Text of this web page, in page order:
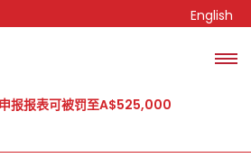
English
报报表可被罚至A$525,000